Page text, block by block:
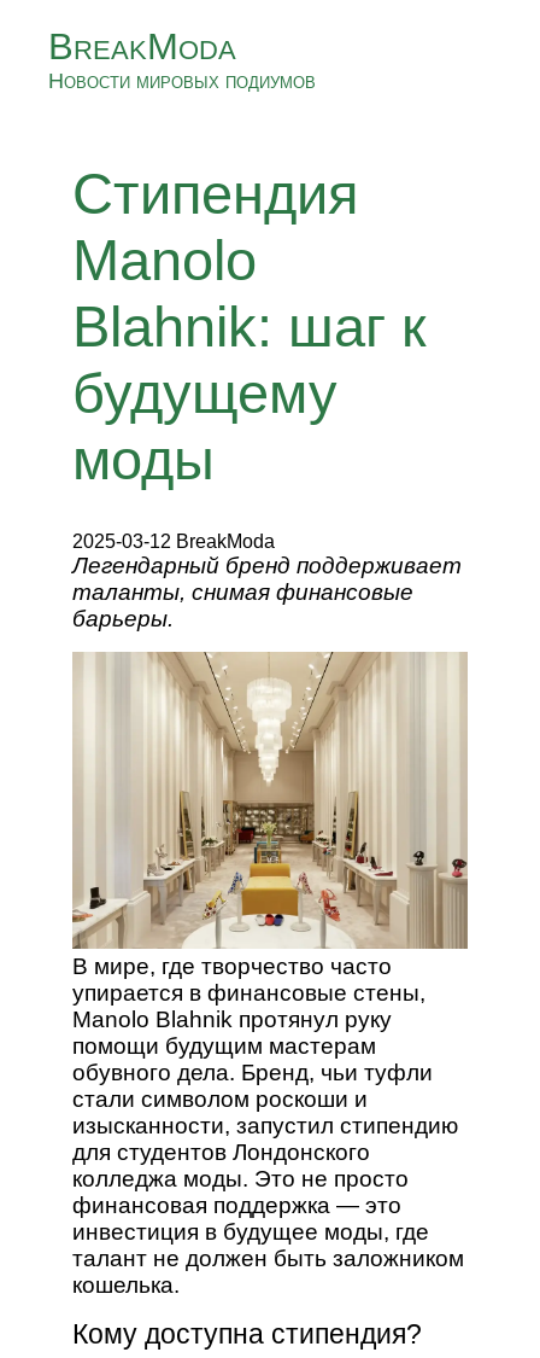
BreakModa
Новости мировых подиумов
Стипендия
Manolo
Blahnik: шаг к
будущему
моды
2025-03-12 BreakModa
Легендарный бренд поддерживает
таланты, снимая финансовые
барьеры.
В мире, где творчество часто
упирается в финансовые стены,
Manolo Blahnik протянул руку
помощи будущим мастерам
обувного дела. Бренд, чьи туфли
стали символом роскоши и
изысканности, запустил стипендию
для студентов Лондонского
колледжа моды. Это не просто
финансовая поддержка — это
инвестиция в будущее моды, где
талант не должен быть заложником
кошелька.
Кому доступна стипендия?